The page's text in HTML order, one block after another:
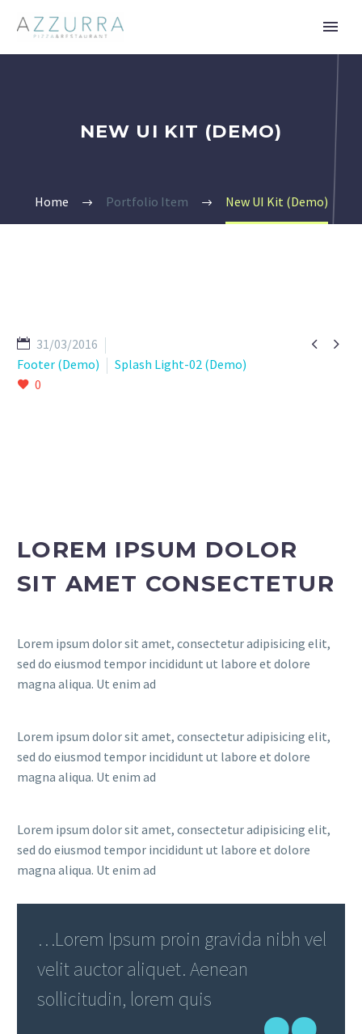
NEW UI KIT (DEMO)
Home Portfolio Item New UI Kit (Demo)
 
31/03/2016
Footer (Demo)
Splash Light-02 (Demo)
0
LOREM IPSUM DOLOR
SIT AMET CONSECTETUR
Lorem ipsum dolor sit amet, consectetur adipisicing elit,
sed do eiusmod tempor incididunt ut labore et dolore
magna aliqua. Ut enim ad
Lorem ipsum dolor sit amet, consectetur adipisicing elit,
sed do eiusmod tempor incididunt ut labore et dolore
magna aliqua. Ut enim ad
Lorem ipsum dolor sit amet, consectetur adipisicing elit,
sed do eiusmod tempor incididunt ut labore et dolore
magna aliqua. Ut enim ad
…Lorem Ipsum proin gravida nibh vel
velit auctor aliquet. Aenean
sollicitudin, lorem quis